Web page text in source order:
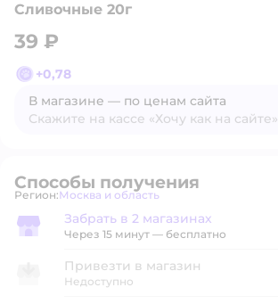
Сливочные 20г
39 ₽
+0,78
В магазине — по ценам сайта
Скажите на кассе «Хочу как на сайте»
Способы получения
Регион: Выбор адреса доставки.
Москва и область
Забрать в магазине
Забрать в 2 магазинах
Через 15 минут — бесплатно
Привезти в магазин
Недоступно